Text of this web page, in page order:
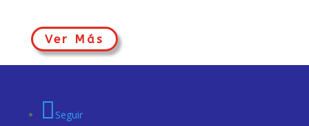
Ver Más
Seguir